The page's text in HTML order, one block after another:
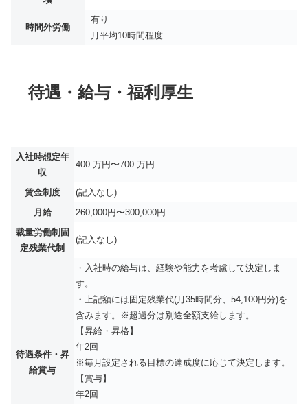
時間外労働
有り
月平均10時間程度
待遇・給与・福利厚生
入社時想定年
収
400 万円〜700 万円
賃金制度
(記入なし)
月給
260,000円〜300,000円
裁量労働制固
定残業代制
(記入なし)
待遇条件・昇
給賞与
・入社時の給与は、経験や能力を考慮して決定しま
す。
・上記額には固定残業代(月35時間分、54,100円分)を
含みます。※超過分は別途全額支給します。
【昇給・昇格】
年2回
※毎月設定される目標の達成度に応じて決定します。
【賞与】
年2回